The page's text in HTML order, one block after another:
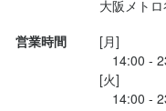
■トラフグぶつ盛り(968
大阪メト
営業時間
[月]
14:00 -
[火]
14:00 -